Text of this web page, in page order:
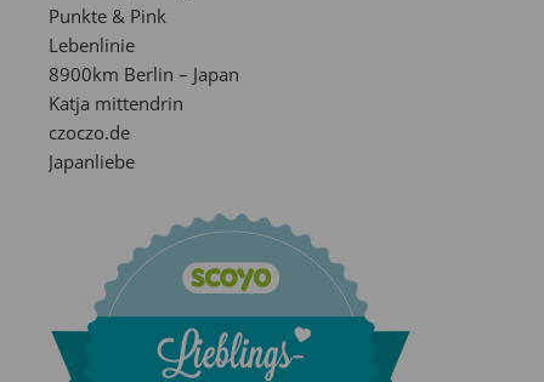
Punkte & Pink
Lebenlinie
8900km Berlin – Japan
Katja mittendrin
czoczo.de
Japanliebe